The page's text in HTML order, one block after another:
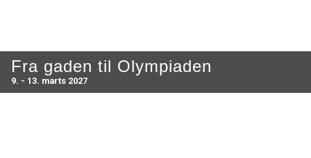
Fra gaden til Olympiaden
9. - 13. marts 2027